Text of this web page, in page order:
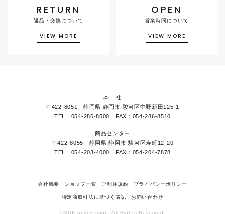
RETURN
返品・交換について
VIEW MORE
OPEN
営業時間について
VIEW MORE
本 社
〒422-8051 静岡県 静岡市 駿河区中野新田125-1
TEL：054-286-8500 FAX：054-286-8510
商品センター
〒422-8055 静岡県 静岡市 駿河区寿町12-20
TEL：054-203-4000 FAX：054-204-7878
会社概要 ショップ一覧 ご利用規約 プライバシーポリシー
特定商取引法に基づく表記 お問い合わせ
©MUK online shop. All Rights Reserved.